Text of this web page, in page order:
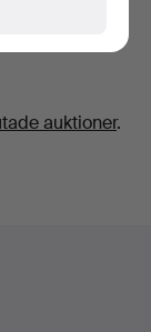
auktioner.